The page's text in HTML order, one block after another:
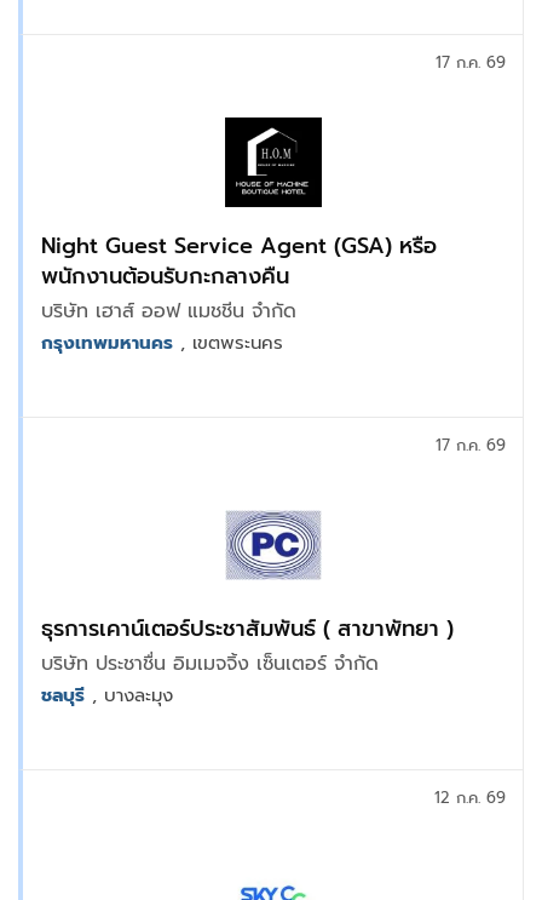
Night Guest Service Agent (GSA) หรือ
พนักงานต้อนรับกะกลางคืน
บริษัท เฮาส์ ออฟ แมชชีน จำกัด
17 ก.ค. 69
กรุงเทพมหานคร , เขตพระนคร
ธุรการเคาน์เตอร์ประชาสัมพันธ์ ( สาขาพัทยา )
บริษัท ประชาชื่น อิมเมจจิ้ง เซ็นเตอร์ จำกัด
17 ก.ค. 69
ชลบุรี , บางละมุง
12 ก.ค. 69